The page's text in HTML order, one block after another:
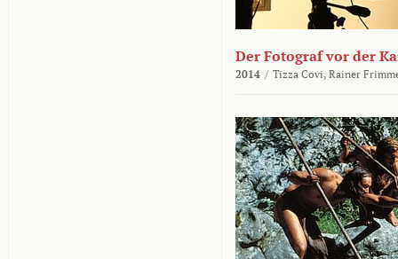
Der Fotograf vor der
2014 / Tizza Covi, Rainer